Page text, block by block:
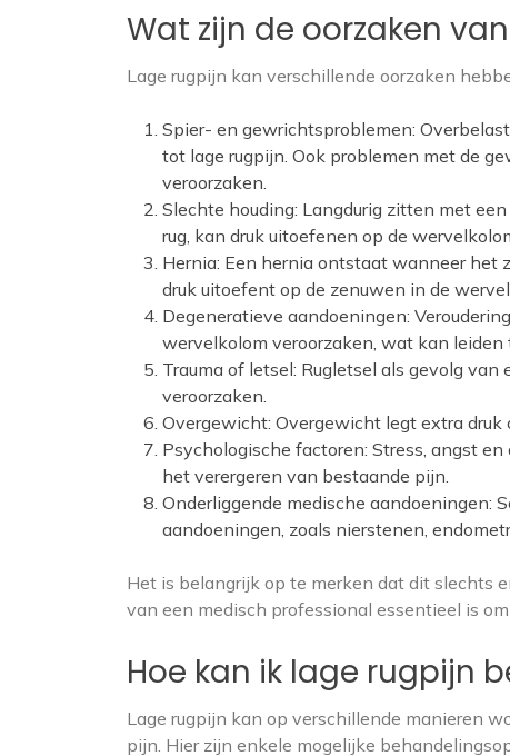
Wat zijn de oorzaken
Lage rugpijn kan verschillende oorzaken
Spier- en gewrichtsproblemen:
tot lage rugpijn. Ook problemen met de
veroorzaken.
Slechte houding: Langdurig zitten met
rug, kan druk uitoefenen op de
Hernia: Een hernia ontstaat wanneer
druk uitoefent op de zenuwen in de
Degeneratieve aandoeningen:
wervelkolom veroorzaken, wat kan leiden
Trauma of letsel: Rugletsel als gevolg
veroorzaken.
Overgewicht: Overgewicht legt extra
Psychologische factoren: Stress, angst
het verergeren van bestaande pijn.
Onderliggende medische aandoeningen:
aandoeningen, zoals nierstenen,
Het is belangrijk op te merken dat dit slechts
van een medisch professional essentieel is
Hoe kan ik lage rugpijn
Lage rugpijn kan op verschillende manieren
pijn. Hier zijn enkele mogelijke